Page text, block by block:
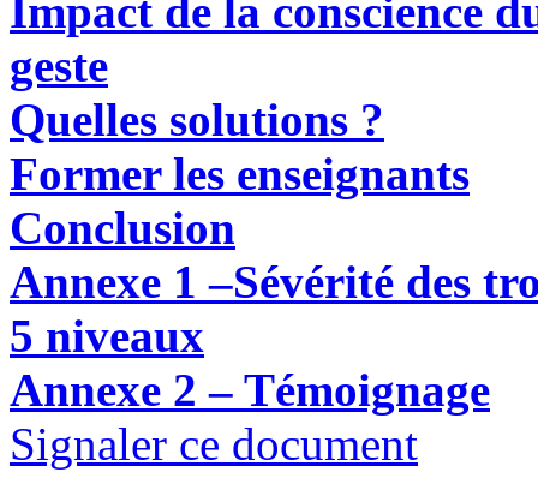
Impact de la conscience
geste
Quelles solutions ?
Former les enseignants
Conclusion
Annexe 1 –Sévérité des
5 niveaux
Annexe 2 – Témoignage
Signaler ce document